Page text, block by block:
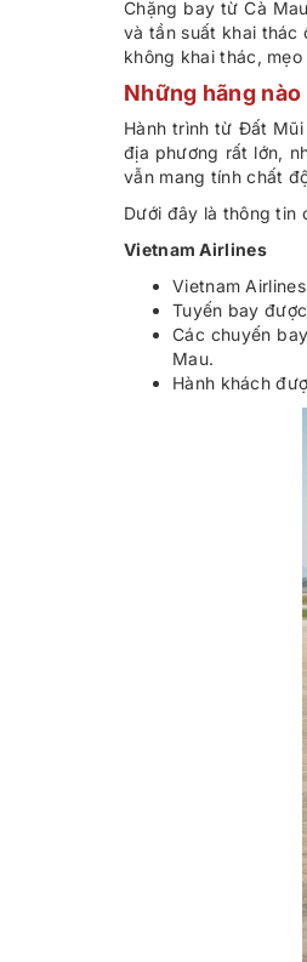
Chặng bay từ Cà
và tần suất khai thác
không khai thác, mẹo
Những hãng
Hành trình từ Đất
địa phương rất lớn,
vẫn mang tính chất
Dưới đây là thông tin
Vietnam Airlines
Vietnam
Tuyến bay
Các chuyến
Mau.
Hành khách